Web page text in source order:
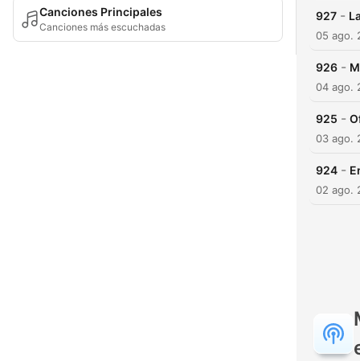
Canciones Principales
Canciones más escuchadas
927 -
05 ago.
926 -
04 ago.
925 -
03 ago.
924 -
02 ago.